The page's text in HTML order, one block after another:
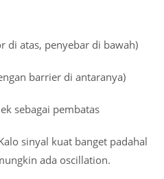
di atas, penyebar di bawah)
barrier di antaranya)
sebagai pembatas
sinyal kuat banget padahal
ada oscillation.